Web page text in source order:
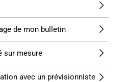
de mon bulletin
sur mesure
avec un prévisionniste